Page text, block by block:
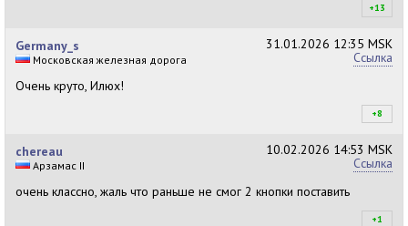
+13
31.01.2026 12:35 MSK
Ссылка
Germany_s
Московская железная дорога
Очень круто, Илюх!
+8
10.02.2026 14:53 MSK
Ссылка
chereau
Арзамас II
очень классно, жаль что раньше не смог 2 кнопки поставить
+1